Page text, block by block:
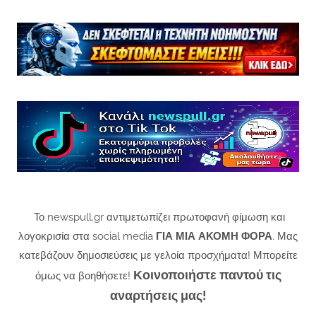
Το newspull.gr αντιμετωπίζει πρωτοφανή φίμωση και
λογοκρισία στα social media ΓΙΑ ΜΙΑ ΑΚΟΜΗ ΦΟΡΑ. Μας
κατεβάζουν δημοσιεύσεις με γελοία προσχήματα! Μπορείτε
όμως να βοηθήσετε! Κοινοποιήστε παντού τις
αναρτήσεις μας!